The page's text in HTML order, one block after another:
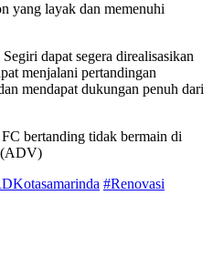
yang layak dan memenuhi
dapat segera direalisasikan
menjalani pertandingan
mendapat dukungan penuh dari
bertanding tidak bermain di
(ADV)
#Renovasi